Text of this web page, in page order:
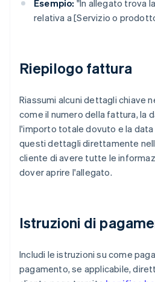
Esempio: "In allegato trova
relativa a [Servizio o
Riepilogo fattura
Riassumi alcuni dettagli chiave
come il numero della fattura, la
l'importo totale dovuto e la data
questi dettagli direttamente
cliente di avere tutte le
dover aprire l'allegato.
Istruzioni di
Includi le istruzioni su come
pagamento, se applicabile,